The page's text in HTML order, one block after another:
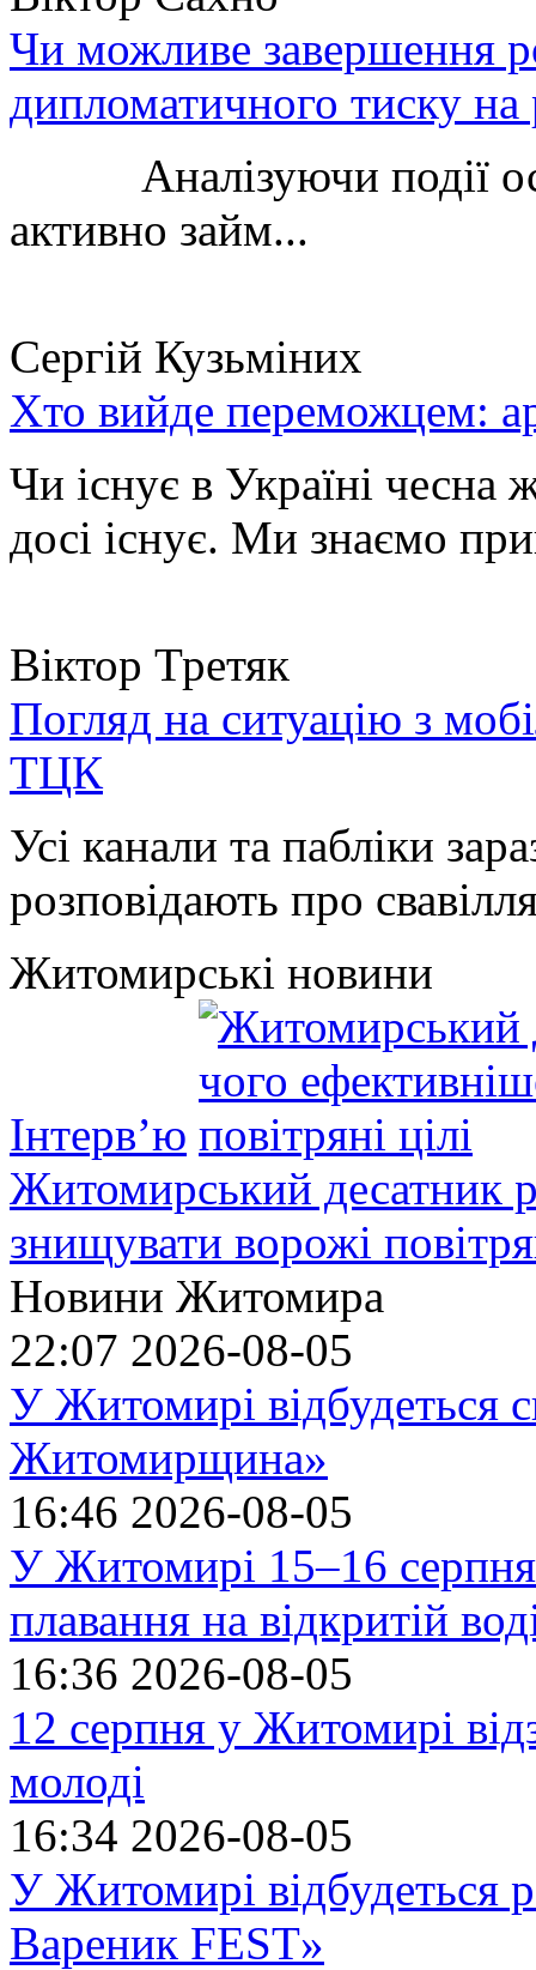
Чи можливе завершення
дипломатичного тиску
Аналізуючи події
активно займ...
Сергій Кузьміних
Хто вийде переможцем:
Чи існує в Україні чесна
досі існує. Ми знаємо
Віктор Третяк
Погляд на ситуацію з
ТЦК
Усі канали та пабліки
розповідають про
Житомирські новини
Інтерв’ю
Житомирський десатник
знищувати ворожі
Новини Житомира
22:07 2026-08-05
У Житомирі відбудеться
Житомирщина»
16:46 2026-08-05
У Житомирі 15–16 серпня
плавання на відкритій
16:36 2026-08-05
12 серпня у Житомирі
молоді
16:34 2026-08-05
У Житомирі відбудеться
Вареник FEST»